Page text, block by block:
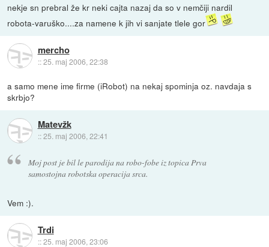
nekje sn prebral že kr neki cajta nazaj da so v nemčiji nardil
robota-varuško....za namene k jih vi sanjate tlele gor
mercho
::25. maj 2006, 22:38
a samo mene ime firme (iRobot) na nekaj spominja oz. navdaja s
skrbjo?
Matevžk
::25. maj 2006, 22:41
Moj post je bil le parodija na robo-fobe iz topica Prva
samostojna robotska operacija srca.
Vem :).
Trdi
::25. maj 2006, 23:06